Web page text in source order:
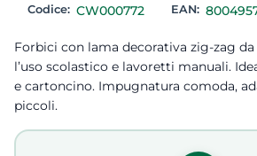
Codice: CW000772 EAN:
Forbici con lama decorativa zig-zag da
l’uso scolastico e lavoretti manuali.
e cartoncino. Impugnatura comoda,
piccoli.